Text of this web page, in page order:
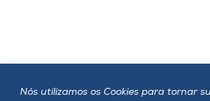
Nós utilizamos os Cookies para tornar